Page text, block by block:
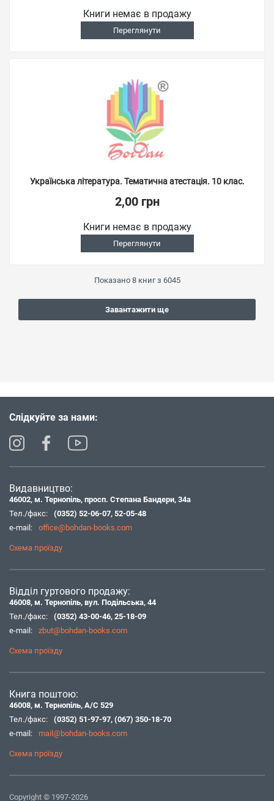
Книги немає в продажу
Переглянути
Українська література. Тематична атестація. 10 клас.
2,00 грн
Книги немає в продажу
Переглянути
Показано 8книг з 6045
Завантажити ще
Слідкуйте за нами:
Видавництво:
46002, м. Тернопіль, просп. Степана Бандери, 34а
Тел./факс:
(0352) 52-06-07, 52-05-48
e-mail:
office@bohdan-books.com
Схема проїзду
Відділ гуртового продажу:
46008, м. Тернопіль, вул. Подільська, 44
Тел./факс:
(0352) 43-00-46, 25-18-09
e-mail:
zbut@bohdan-books.com
Схема проїзду
Книга поштою:
46008, м. Тернопіль, А/С 529
Тел./факс:
(0352) 51-97-97, (067) 350-18-70
e-mail:
mail@bohdan-books.com
Схема проїзду
Copyright © 1997-2026